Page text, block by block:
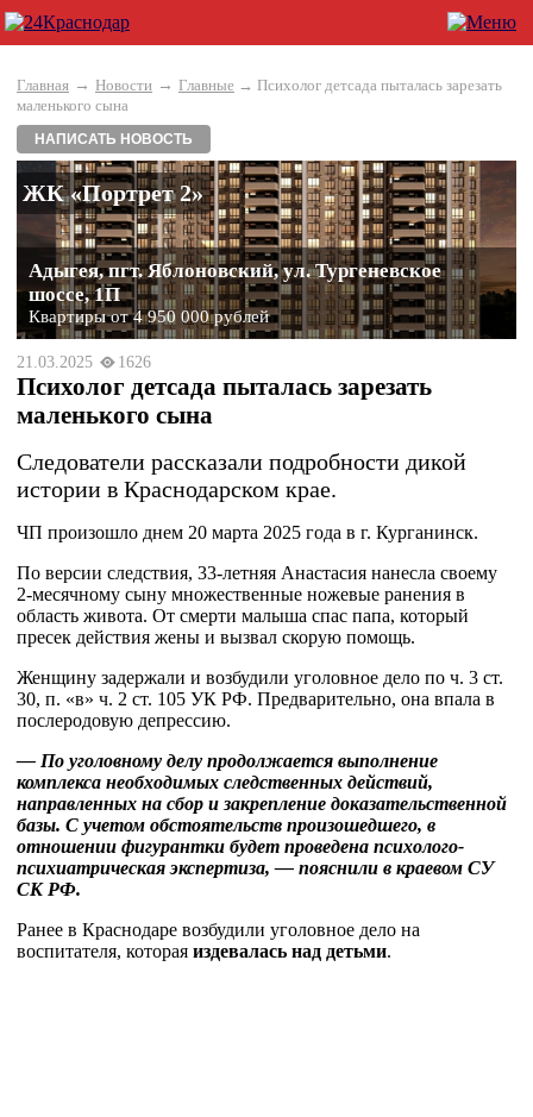
Главная → Новости → Главные → Психолог детсада пыталась зарезать
маленького сына
НАПИСАТЬ НОВОСТЬ
ЖК «Портрет 2»
Адыгея, пгт. Яблоновский, ул. Тургеневское
шоссе, 1П
Квартиры от 4 950 000 рублей
21.03.2025 1626
Психолог детсада пыталась зарезать
маленького сына
Следователи рассказали подробности дикой
истории в Краснодарском крае.
ЧП произошло днем 20 марта 2025 года в г. Курганинск.
По версии следствия, 33-летняя Анастасия нанесла своему
2-месячному сыну множественные ножевые ранения в
область живота. От смерти малыша спас папа, который
пресек действия жены и вызвал скорую помощь.
Женщину задержали и возбудили уголовное дело по ч. 3 ст.
30, п. «в» ч. 2 ст. 105 УК РФ. Предварительно, она впала в
послеродовую депрессию.
— По уголовному делу продолжается выполнение
комплекса необходимых следственных действий,
направленных на сбор и закрепление доказательственной
базы. С учетом обстоятельств произошедшего, в
отношении фигурантки будет проведена психолого-
психиатрическая экспертиза, — пояснили в краевом СУ
СК РФ.
Ранее в Краснодаре возбудили уголовное дело на
воспитателя, которая издевалась над детьми.